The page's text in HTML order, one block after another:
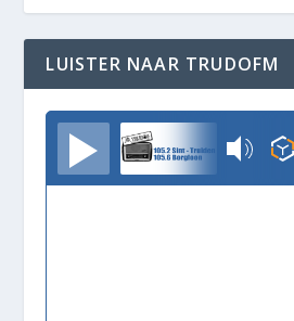
LUISTER NAAR TRUDOFM
TrudoFM